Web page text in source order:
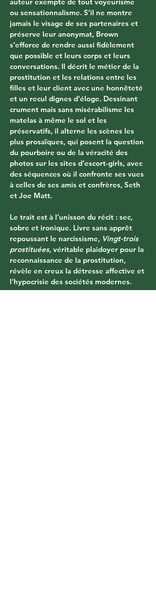
ou sensationnalisme. S’il ne montre
jamais le visage de ses partenaires et
préserve leur anonymat, Brown
s’efforce de rendre aussi fidèlement
que possible et leurs corps et leurs
conversations. Il décrit le métier de la
prostitution et les relations entre les
filles et leur client avec une honnêteté
et un recul dignes d’éloge. Dessinant
crument mais sans misérabilisme les
matelas à même le sol et les
préservatifs, il alterne les scènes les
plus prosaïques, qui posent la question
du pourboire ou de la véracité des
photos sur les sites d’escort-girls, avec
des séquences où il confronte ses vues
à celles de ses amis et confrères, Seth
et Joe Matt.
Le trait est à l’unisson du récit : sec,
sobre et ironique. Livre sans apprêt
repoussant le narcissisme, Vingt-trois
prostituées, véritable plaidoyer pour la
reconnaissance de la prostitution,
révèle en creux la détresse affective et
l'hypocrisie des sociétés modernes.